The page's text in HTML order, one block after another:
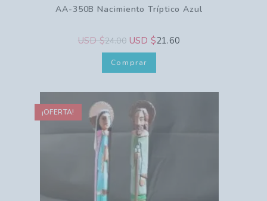
AA-350B Nacimiento Tríptico Azul
USD $24.00 USD $21.60
Comprar
¡OFERTA!